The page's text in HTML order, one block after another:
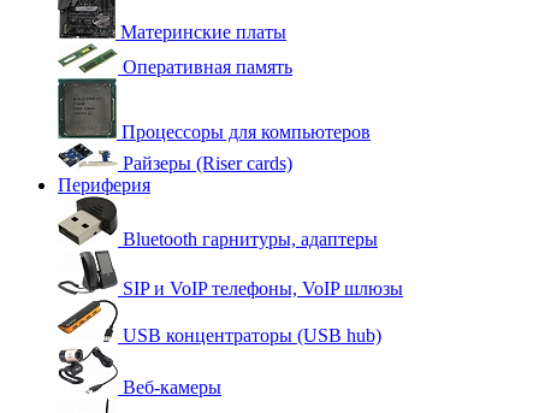
Материнские платы
Оперативная память
Процессоры для компьютеров
Райзеры (Riser cards)
Периферия
Bluetooth гарнитуры, адаптеры
SIP и VoIP телефоны, VoIP шлюзы
USB концентраторы (USB hub)
Веб-камеры